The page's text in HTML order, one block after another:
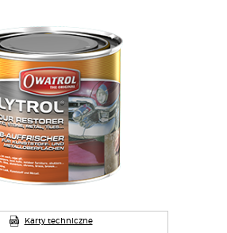
Karty techniczne